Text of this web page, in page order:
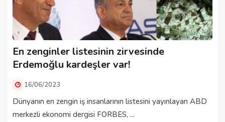
En zenginler listesinin zirvesinde
Erdemoğlu kardeşler var!
16/06/2023
Dünyanın en zengin iş insanlarının listesini yayınlayan ABD
merkezli ekonomi dergisi FORBES, ...